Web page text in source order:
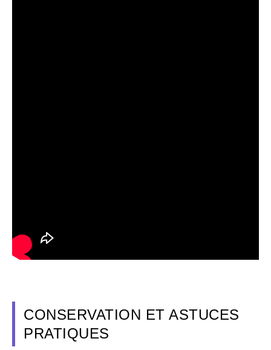
CONSERVATION ET ASTUCES
PRATIQUES